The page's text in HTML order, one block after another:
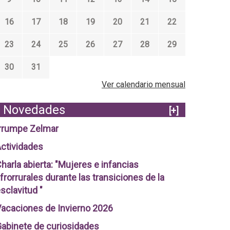
16 17 18 19 20 21 22
23 24 25 26 27 28 29
30
31
Ver calendario mensual
Novedades
[+]
Zelmar
abierta: "Mujeres e infancias
durante las transiciones de la
"
de Invierno 2026
de curiosidades